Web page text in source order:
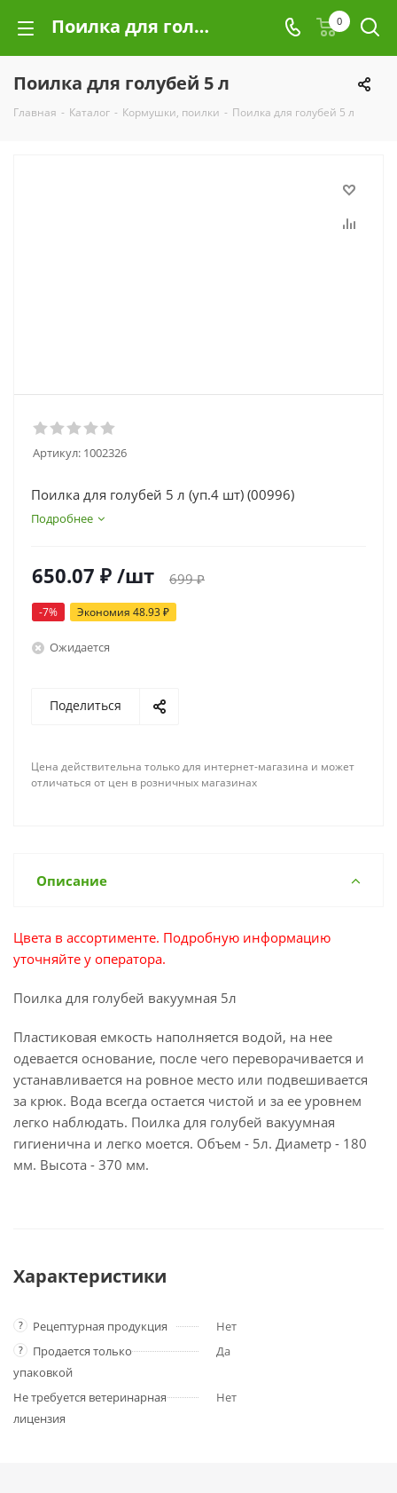
Поилка для голубей 5 л 0
Поилка для голубей 5 л
Главная - Каталог - Кормушки, поилки - Поилка для голубей 5 л
Артикул: 1002326
Поилка для голубей 5 л (уп.4 шт) (00996)
Подробнее
650.07 ₽ /шт 699₽
-7% Экономия 48.93₽
Ожидается
Поделиться
Цена действительна только для интернет-магазина и может
отличаться от цен в розничных магазинах
Описание
Цвета в ассортименте. Подробную информацию
уточняйте у оператора.
Поилка для голубей вакуумная 5л
Пластиковая емкость наполняется водой, на нее
одевается основание, после чего переворачивается и
устанавливается на ровное место или подвешивается
за крюк. Вода всегда остается чистой и за ее уровнем
легко наблюдать. Поилка для голубей вакуумная
гигиенична и легко моется. Объем - 5л. Диаметр - 180
мм. Высота - 370 мм.
Характеристики
? Рецептурная продукция Нет
?
Продается только
упаковкой
Да
Не требуется ветеринарная
лицензия
Нет